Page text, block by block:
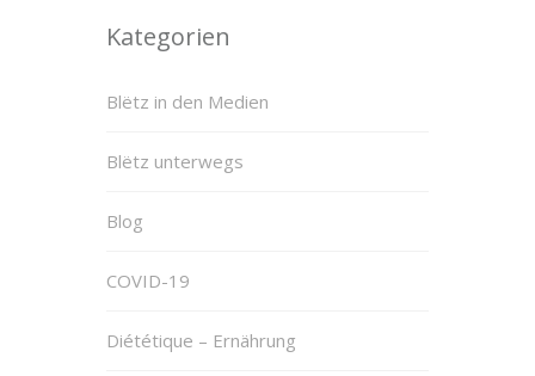
Kategorien
Blëtz in den Medien
Blëtz unterwegs
Blog
COVID-19
Diététique – Ernährung